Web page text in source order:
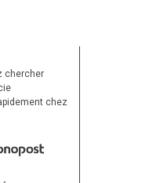
chercher
chez